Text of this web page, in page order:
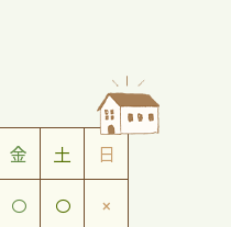
金 土 日
○ ○ ×